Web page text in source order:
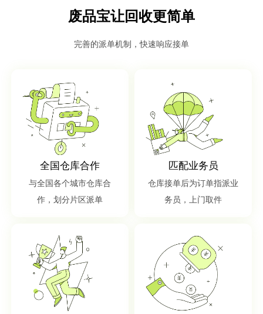
废品宝让回收更简单
完善的派单机制，快速响应接单
全国仓库合作
与全国各个城市仓库合
作，划分片区派单
匹配业务员
仓库接单后为订单指派业
务员，上门取件